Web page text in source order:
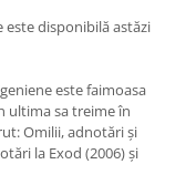
disponibilă astăzi
este faimoasa
ultima sa treime în
Omilii, adnotări și
la Exod (2006) și